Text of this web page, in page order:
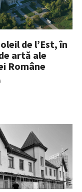
de l’Est, în
artă ale
Române